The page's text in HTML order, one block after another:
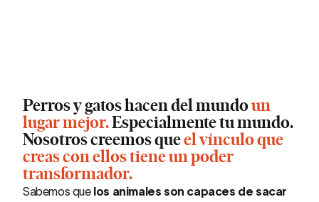
Perros y gatos hacen del mundoun
lugar mejor.Especialmente tu mundo.
Nosotros creemos queel vínculo que
creas con ellos tiene un poder
transformador.
Sabemos que los animales son capaces de sacar